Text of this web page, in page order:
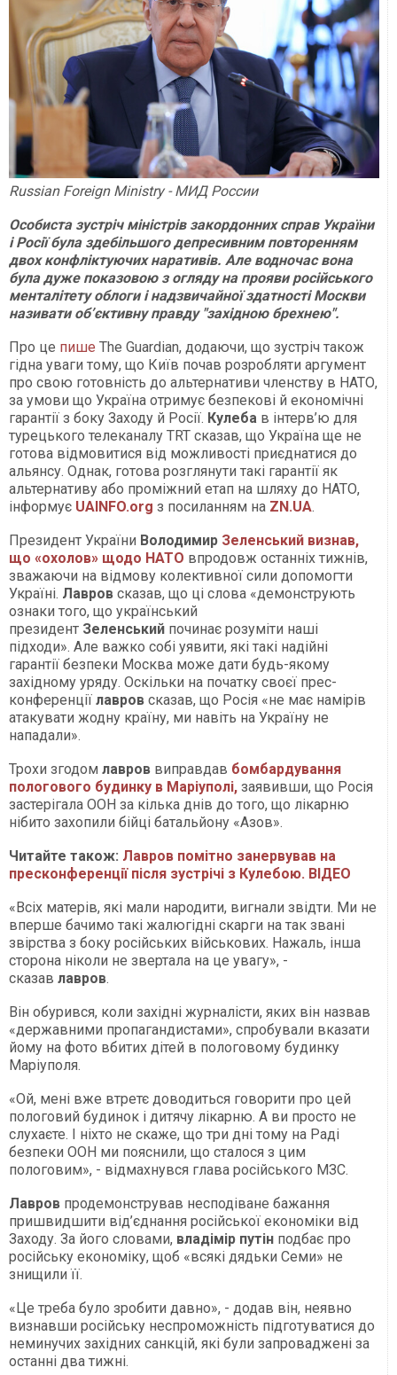
Russian Foreign Ministry - МИД России
Особиста зустріч міністрів закордонних справ України
і Росії була здебільшого депресивним повторенням
двох конфліктуючих наративів. Але водночас вона
була дуже показовою з огляду на прояви російського
менталітету облоги і надзвичайної здатності Москви
називати об’єктивну правду "західною брехнею".
Про це пише The Guardian, додаючи, що зустріч також
гідна уваги тому, що Київ почав розробляти аргумент
про свою готовність до альтернативи членству в НАТО,
за умови що Україна отримує безпекові й економічні
гарантії з боку Заходу й Росії. Кулеба в інтерв’ю для
турецького телеканалу TRT сказав, що Україна ще не
готова відмовитися від можливості приєднатися до
альянсу. Однак, готова розглянути такі гарантії як
альтернативу або проміжний етап на шляху до НАТО,
інформує UAINFO.org з посиланням на ZN.UA.
Президент України Володимир Зеленський визнав,
що «охолов» щодо НАТО впродовж останніх тижнів,
зважаючи на відмову колективної сили допомогти
Україні. Лавров сказав, що ці слова «демонструють
ознаки того, що український
президент Зеленський починає розуміти наші
підходи». Але важко собі уявити, які такі надійні
гарантії безпеки Москва може дати будь-якому
західному уряду. Оскільки на початку своєї прес-
конференції лавров сказав, що Росія «не має намірів
атакувати жодну країну, ми навіть на Україну не
нападали».
Трохи згодом лавров виправдав бомбардування
пологового будинку в Маріуполі, заявивши, що Росія
застерігала ООН за кілька днів до того, що лікарню
нібито захопили бійці батальйону «Азов».
Читайте також: Лавров помітно занервував на
пресконференції після зустрічі з Кулебою. ВІДЕО
«Всіх матерів, які мали народити, вигнали звідти. Ми не
вперше бачимо такі жалюгідні скарги на так звані
звірства з боку російських військових. Нажаль, інша
сторона ніколи не звертала на це увагу», -
сказав лавров.
Він обурився, коли західні журналісти, яких він назвав
«державними пропагандистами», спробували вказати
йому на фото вбитих дітей в пологовому будинку
Маріуполя.
«Ой, мені вже втретє доводиться говорити про цей
пологовий будинок і дитячу лікарню. А ви просто не
слухаєте. І ніхто не скаже, що три дні тому на Раді
безпеки ООН ми пояснили, що сталося з цим
пологовим», - відмахнувся глава російського МЗС.
Лавров продемонстрував несподіване бажання
пришвидшити від’єднання російської економіки від
Заходу. За його словами, владімір путін подбає про
російську економіку, щоб «всякі дядьки Семи» не
знищили її.
«Це треба було зробити давно», - додав він, неявно
визнавши російську неспроможність підготуватися до
неминучих західних санкцій, які були запроваджені за
останні два тижні.